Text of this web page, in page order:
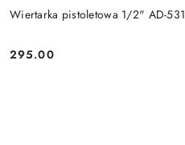
Wiertarka pistoletowa 1/2" AD-531
Cena:
295.00